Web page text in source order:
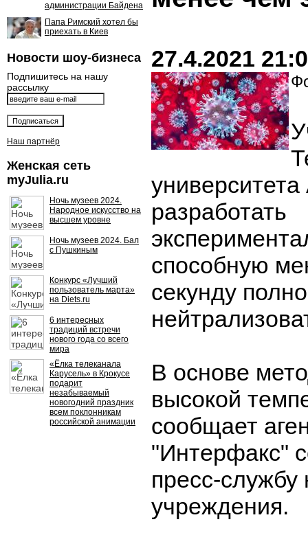
администрации Байдена
Папа Римский хотел бы
приехать в Киев
Новости шоу-бизнеса
Подпишитесь на нашу
рассылку
Наш партнёр
Женская сеть
myJulia.ru
Ночь музеев 2024.
Народное искусство на
высшем уровне
Ночь музеев 2024. Бал
с Пушкиным
Конкурс «Лучший
пользователь марта»
на Diets.ru
6 интересных
традиций встречи
нового года со всего
мира
«Ёлка телеканала
Карусель» в Крокусе
подарит
незабываемый
новогодний праздник
всем поклонникам
российской анимации
27.4.2021
разработать
способную
секунду
В основе
высокой
сообщает
"Интерфакс"
пресс-службу
учреждения.